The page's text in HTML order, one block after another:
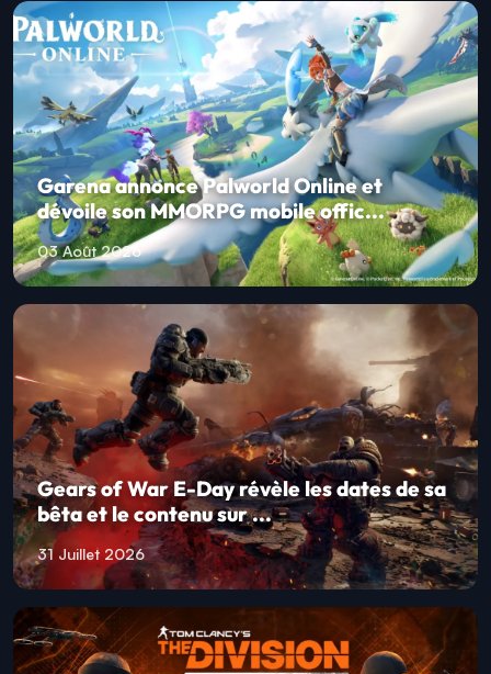
Garena annonce Palworld Online et
dévoile son MMORPG mobile offic...
03 Août 2026
Gears of War E-Day révèle les dates de sa
bêta et le contenu sur ...
31 Juillet 2026